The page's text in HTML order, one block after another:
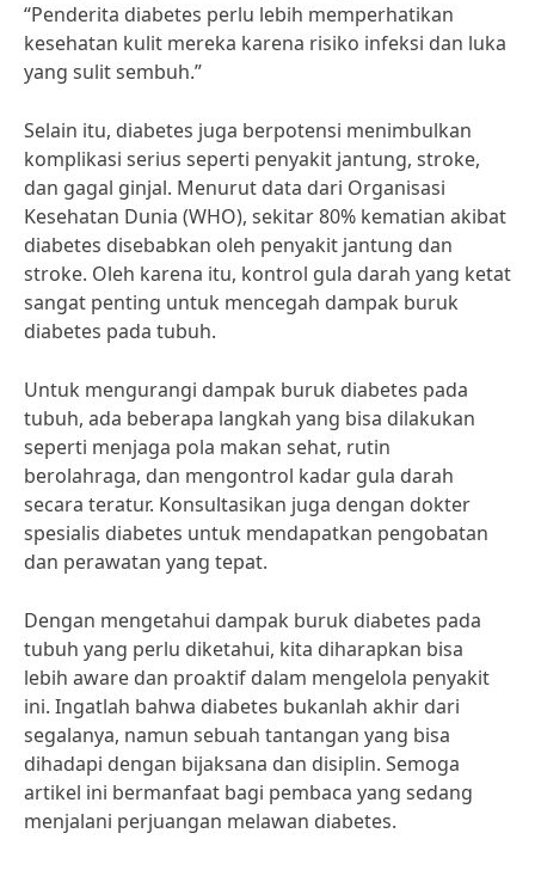
“Penderita diabetes perlu lebih memperhatikan
kesehatan kulit mereka karena risiko infeksi dan luka
yang sulit sembuh.”
Selain itu, diabetes juga berpotensi menimbulkan
komplikasi serius seperti penyakit jantung, stroke,
dan gagal ginjal. Menurut data dari Organisasi
Kesehatan Dunia (WHO), sekitar 80% kematian akibat
diabetes disebabkan oleh penyakit jantung dan
stroke. Oleh karena itu, kontrol gula darah yang ketat
sangat penting untuk mencegah dampak buruk
diabetes pada tubuh.
Untuk mengurangi dampak buruk diabetes pada
tubuh, ada beberapa langkah yang bisa dilakukan
seperti menjaga pola makan sehat, rutin
berolahraga, dan mengontrol kadar gula darah
secara teratur. Konsultasikan juga dengan dokter
spesialis diabetes untuk mendapatkan pengobatan
dan perawatan yang tepat.
Dengan mengetahui dampak buruk diabetes pada
tubuh yang perlu diketahui, kita diharapkan bisa
lebih aware dan proaktif dalam mengelola penyakit
ini. Ingatlah bahwa diabetes bukanlah akhir dari
segalanya, namun sebuah tantangan yang bisa
dihadapi dengan bijaksana dan disiplin. Semoga
artikel ini bermanfaat bagi pembaca yang sedang
menjalani perjuangan melawan diabetes.